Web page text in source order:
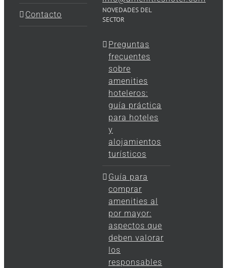
Contacto
NOVEDADES DEL
SECTOR
Preguntas
frecuentes
sobre
amenities
hoteleros:
guía práctica
para hoteles
y
alojamientos
turísticos
Guía para
comprar
amenities al
por mayor:
aspectos que
deben valorar
los
responsables